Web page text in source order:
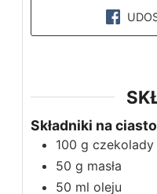
Składniki na
100 g
50 g masła
50 ml oleju